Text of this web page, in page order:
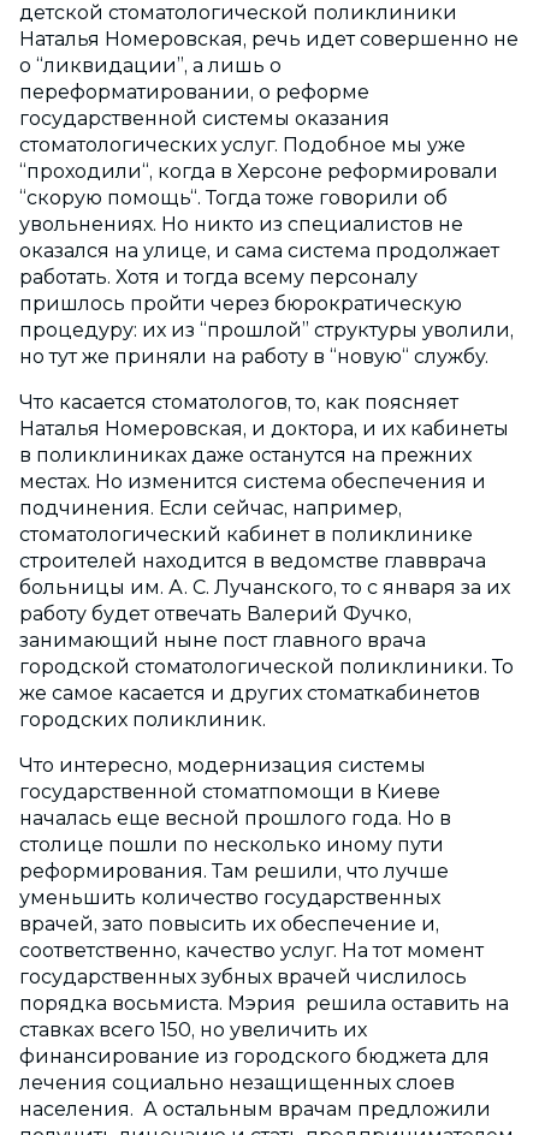
детской стоматологической поликлиники
Наталья Номеровская, речь идет совершенно не
о “ликвидации”, а лишь о
переформатировании, о реформе
государственной системы оказания
стоматологических услуг. Подобное мы уже
“проходили“, когда в Херсоне реформировали
“скорую помощь“. Тогда тоже говорили об
увольнениях. Но никто из специалистов не
оказался на улице, и сама система продолжает
работать. Хотя и тогда всему персоналу
пришлось пройти через бюрократическую
процедуру: их из “прошлой” структуры уволили,
но тут же приняли на работу в “новую“ службу.
Что касается стоматологов, то, как поясняет
Наталья Номеровская, и доктора, и их кабинеты
в поликлиниках даже останутся на прежних
местах. Но изменится система обеспечения и
подчинения. Если сейчас, например,
стоматологический кабинет в поликлинике
строителей находится в ведомстве главврача
больницы им. А. С. Лучанского, то с января за их
работу будет отвечать Валерий Фучко,
занимающий ныне пост главного врача
городской стоматологической поликлиники. То
же самое касается и других стоматкабинетов
городских поликлиник.
Что интересно, модернизация системы
государственной стоматпомощи в Киеве
началась еще весной прошлого года. Но в
столице пошли по несколько иному пути
реформирования. Там решили, что лучше
уменьшить количество государственных
врачей, зато повысить их обеспечение и,
соответственно, качество услуг. На тот момент
государственных зубных врачей числилось
порядка восьмиста. Мэрия решила оставить на
ставках всего 150, но увеличить их
финансирование из городского бюджета для
лечения социально незащищенных слоев
населения. А остальным врачам предложили